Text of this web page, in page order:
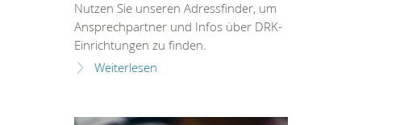
Nutzen Sie unseren Adressfinder, um
Ansprechpartner und Infos über DRK-
Einrichtungen zu finden.
Weiterlesen